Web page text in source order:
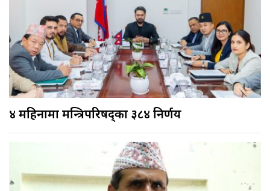
४ महिनामा मन्त्रिपरिषद्का ३८४ निर्णय